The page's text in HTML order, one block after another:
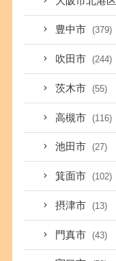
豊中市 (379)
吹田市 (244)
茨木市 (55)
高槻市 (116)
池田市 (27)
箕面市 (102)
摂津市 (13)
門真市 (43)